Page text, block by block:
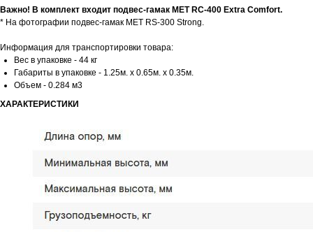
Важно! В комплект входит подвес-гамак MET RC-400 Extra Comfort.
* На фотографии подвес-гамак MET RS-300 Strong.
Информация для транспортировки товара:
Вес в упаковке - 44 кг
Габариты в упаковке - 1.25м. x 0.65м. x 0.35м.
Объем - 0.284 м3
ХАРАКТЕРИСТИКИ